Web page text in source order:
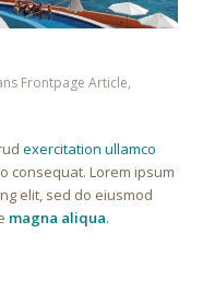
Frontpage Article,
exercitation ullamco
consequat. Lorem ipsum
elit, sed do eiusmod
magna aliqua.